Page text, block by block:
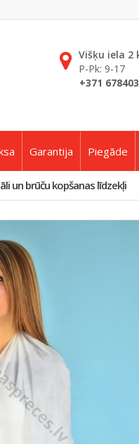
Višķu iela 2
P-Pk: 9-17
+371
Garantija Piegāde
un brūču kopšanas līdzekļi